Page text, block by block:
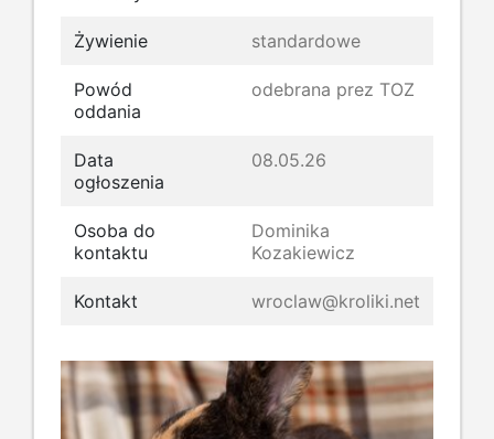
Żywienie standardowe
Powód
oddania
odebrana prez TOZ
Data
ogłoszenia
08.05.26
Osoba do
kontaktu
Dominika
Kozakiewicz
Kontakt wroclaw@kroliki.net